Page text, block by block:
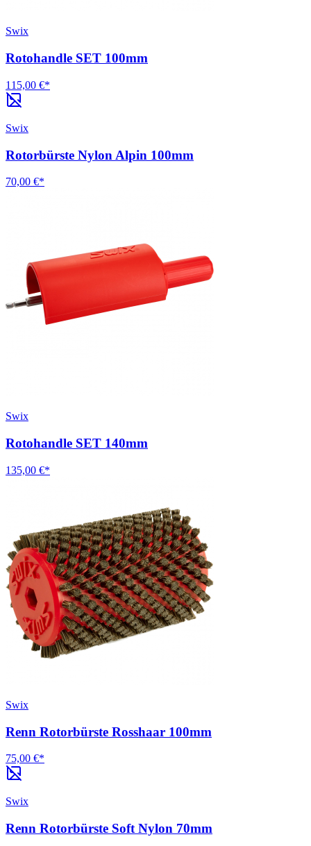
Swix
Rotohandle SET 100mm
115,00 €*
Swix
Rotorbürste Nylon Alpin 100mm
70,00 €*
Swix
Rotohandle SET 140mm
135,00 €*
Swix
Renn Rotorbürste Rosshaar 100mm
75,00 €*
Swix
Renn Rotorbürste Soft Nylon 70mm